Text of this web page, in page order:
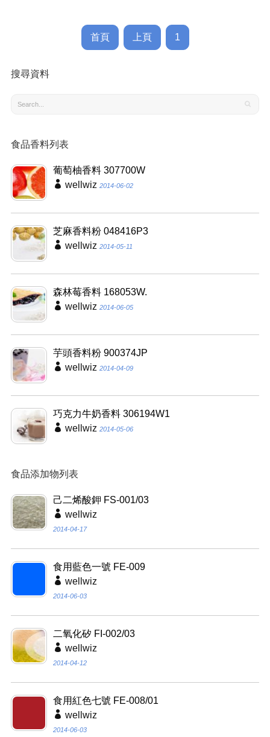
首頁 上頁 1
搜尋資料
食品香料列表
葡萄柚香料 307700W
wellwiz 2014-06-02
芝麻香料粉 048416P3
wellwiz 2014-05-11
森林莓香料 168053W.
wellwiz 2014-06-05
芋頭香料粉 900374JP
wellwiz 2014-04-09
巧克力牛奶香料 306194W1
wellwiz 2014-05-06
食品添加物列表
己二烯酸鉀 FS-001/03
wellwiz
2014-04-17
食用藍色一號 FE-009
wellwiz
2014-06-03
二氧化矽 FI-002/03
wellwiz
2014-04-12
食用紅色七號 FE-008/01
wellwiz
2014-06-03